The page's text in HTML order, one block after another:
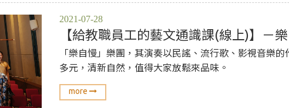
2021-07-28
【給教職員工的藝文通識課(線上)】－
「樂自慢」樂團，其演奏以民謠、流行歌、影視音樂
多元，清新自然，值得大家放鬆來品味。
more